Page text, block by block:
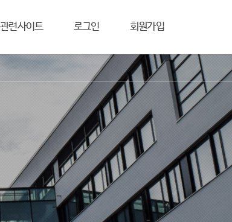
관련사이트 로그인 회원가입